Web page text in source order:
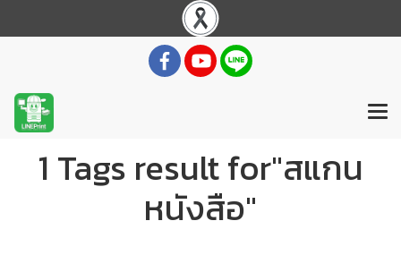
1 Tags result for"สแกน
หนังสือ"